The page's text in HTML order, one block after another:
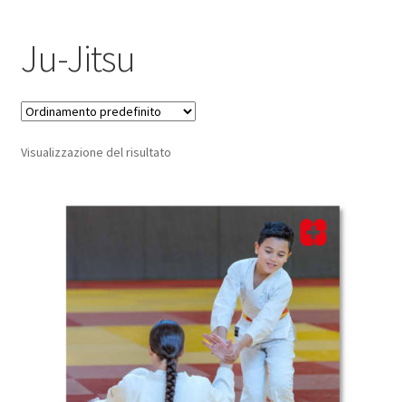
Ju-Jitsu
Visualizzazione del risultato